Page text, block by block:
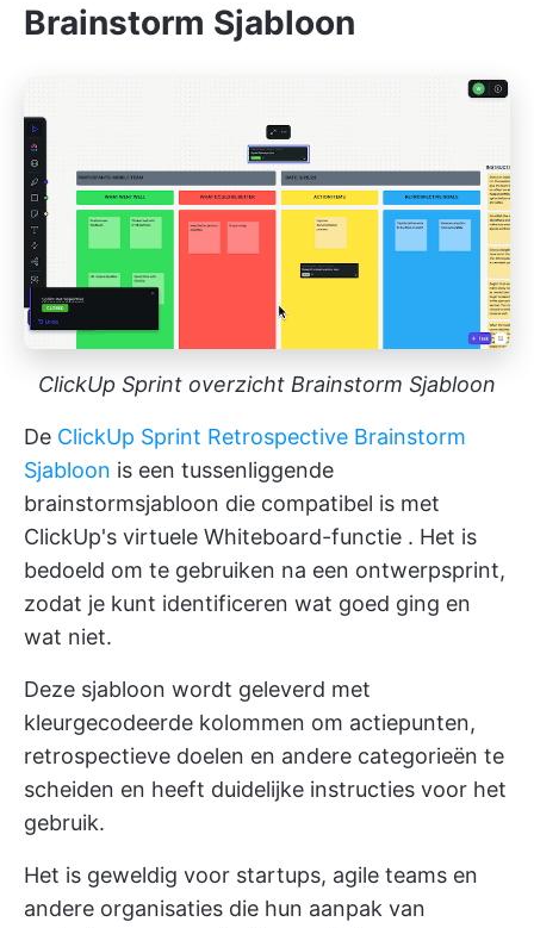
Brainstorm Sjabloon
ClickUp Sprint overzicht Brainstorm Sjabloon
De ClickUp Sprint Retrospective Brainstorm
Sjabloon is een tussenliggende
brainstormsjabloon die compatibel is met
ClickUp's virtuele Whiteboard-functie . Het is
bedoeld om te gebruiken na een ontwerpsprint,
zodat je kunt identificeren wat goed ging en
wat niet.
Deze sjabloon wordt geleverd met
kleurgecodeerde kolommen om actiepunten,
retrospectieve doelen en andere categorieën te
scheiden en heeft duidelijke instructies voor het
gebruik.
Het is geweldig voor startups, agile teams en
andere organisaties die hun aanpak van